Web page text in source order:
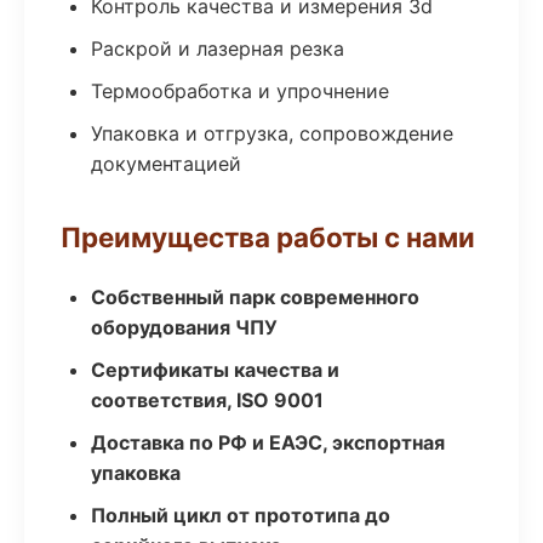
Контроль качества и измерения 3d
Раскрой и лазерная резка
Термообработка и упрочнение
Упаковка и отгрузка, сопровождение
документацией
Преимущества работы с нами
Собственный парк современного
оборудования ЧПУ
Сертификаты качества и
соответствия, ISO 9001
Доставка по РФ и ЕАЭС, экспортная
упаковка
Полный цикл от прототипа до